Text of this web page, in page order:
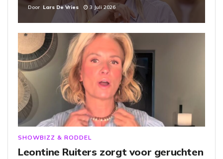
Door Lars De Vries 3 Juli 2026
SHOWBIZZ & RODDEL
Leontine Ruiters zorgt voor geruchten